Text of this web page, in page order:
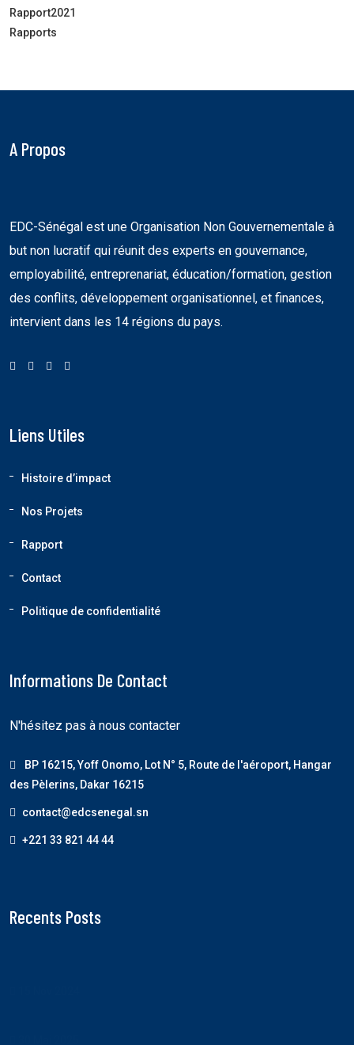
Rapport2021
Rapports
A Propos
EDC-Sénégal est une Organisation Non Gouvernementale à
but non lucratif qui réunit des experts en gouvernance,
employabilité, entreprenariat, éducation/formation, gestion
des conflits, développement organisationnel, et finances,
intervient dans les 14 régions du pays.
Liens Utiles
Histoire d’impact
Nos Projets
Rapport
Contact
Politique de confidentialité
Informations De Contact
N'hésitez pas à nous contacter
BP 16215, Yoff Onomo, Lot N° 5, Route de l'aéroport, Hangar
des Pèlerins, Dakar 16215
contact@edcsenegal.sn
+221 33 821 44 44
Recents Posts